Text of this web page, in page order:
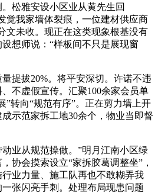
松雅安设小区业从黄先生回
觉我家墙体裂痕，一位建材供应商
文未收。现正在这类现象根基没有
想师说：“样板间不只是展现窗
拔20%。将平安深切。许诺不违
不虚假宣传。汇聚100余家会员单
”转向“规范有序”。正在剪力墙上开
示范家拆工地30余个，物业当即督
从规范操做。”明月江南小区绿
协会摸索设立“家拆胶葛调整坐”，
业力量、施工队再也不敢糊弄我
张闪亮手刺。处理布局现患问题